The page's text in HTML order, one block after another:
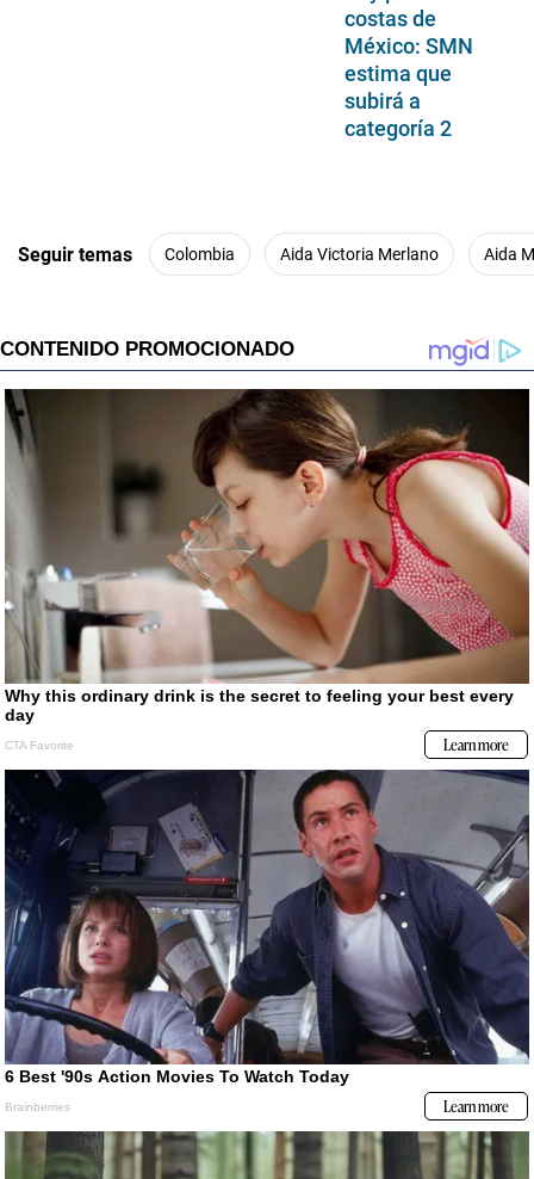
costas de
México: SMN
estima que
subirá a
categoría 2
Seguir temas Colombia Aida Victoria Merlano Aida